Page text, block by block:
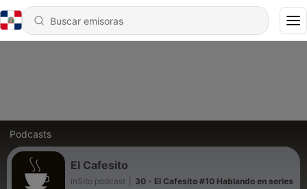
Podcasts
El Cafesito
inSito podcast
30 - El Cafesito #10 Hablando en series